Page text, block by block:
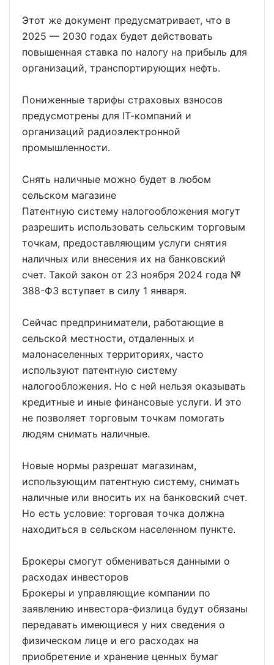
Этот же документ предусматривает, что в
2025 — 2030 годах будет действовать
повышенная ставка по налогу на прибыль для
организаций, транспортирующих нефть.
Пониженные тарифы страховых взносов
предусмотрены для IТ-компаний и
организаций радиоэлектронной
промышленности.
Снять наличные можно будет в любом
сельском магазине
Патентную систему налогообложения могут
разрешить использовать сельским торговым
точкам, предоставляющим услуги снятия
наличных или внесения их на банковский
счет. Такой закон от 23 ноября 2024 года №
388-ФЗ вступает в силу 1 января.
Сейчас предприниматели, работающие в
сельской местности, отдаленных и
малонаселенных территориях, часто
используют патентную систему
налогообложения. Но с ней нельзя оказывать
кредитные и иные финансовые услуги. И это
не позволяет торговым точкам помогать
людям снимать наличные.
Новые нормы разрешат магазинам,
использующим патентную систему, снимать
наличные или вносить их на банковский счет.
Но есть условие: торговая точка должна
находиться в сельском населенном пункте.
Брокеры смогут обмениваться данными о
расходах инвесторов
Брокеры и управляющие компании по
заявлению инвестора-физлица будут обязаны
передавать имеющиеся у них сведения о
физическом лице и его расходах на
приобретение и хранение ценных бумаг